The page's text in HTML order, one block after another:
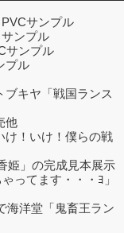
サンプル
ンプル
サンプル
プル
キヤ「戦国ランス
他
け！いけ！僕らの戦
姫」の完成見本展示
ってます・・・ﾖ」
海洋堂「鬼畜王ラン